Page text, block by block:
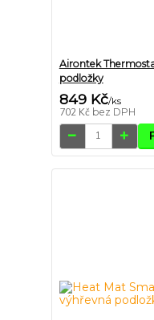
Airontek
podložky
849 Kč/ks
702 Kč bez DPH